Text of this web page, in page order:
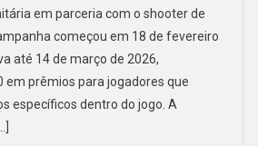
em parceria com o shooter de
começou em 18 de fevereiro
até 14 de março de 2026,
em prêmios para jogadores que
específicos dentro do jogo. A